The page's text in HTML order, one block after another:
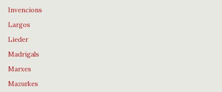
Invencions
Largos
Lieder
Madrigals
Marxes
Mazurkes